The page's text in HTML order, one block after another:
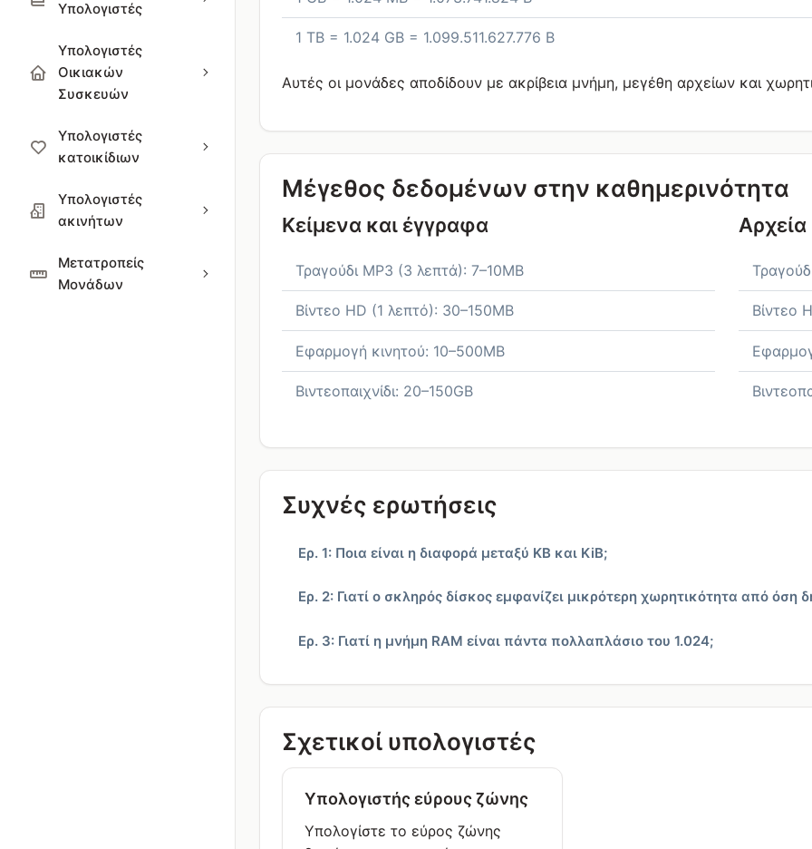
Υπολογιστές
Υπολογιστές
Οικιακών
Συσκευών
Υπολογιστές
κατοικίδιων
Υπολογιστές
ακινήτων
Μετατροπείς
Μονάδων
1 TB = 1.024 GB = 1.099.511.627.776 B
Αυτές οι μονάδες αποδίδουν με ακρίβεια μνήμη, μεγέθη αρχείων και
Μέγεθος δεδομένων στην καθημερινότητα
Κείμενα και έγγραφα
Τραγούδι MP3 (3 λεπτά): 7–10MB
Βίντεο HD (1 λεπτό): 30–150MB
Εφαρμογή κινητού: 10–500MB
Βιντεοπαιχνίδι: 20–150GB
Βίντεο
Συχνές ερωτήσεις
Ερ. 1: Ποια είναι η διαφορά μεταξύ KB και KiB;
Ερ. 2: Γιατί ο σκληρός δίσκος εμφανίζει μικρότερη χωρητικότητα από όση
Ερ. 3: Γιατί η μνήμη RAM είναι πάντα πολλαπλάσιο του 1.024;
Σχετικοί υπολογιστές
Υπολογιστής εύρους ζώνης
Υπολογίστε το εύρος ζώνης